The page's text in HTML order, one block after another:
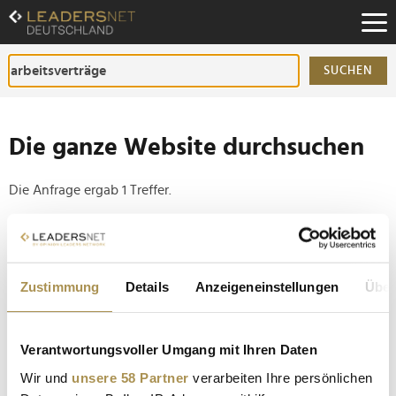
Zustimmung Details Anzeigeneinstellungen
Verantwortungsvoller Umgang mit Ihren Daten
Wir und unsere 58 Partner verarbeiten Ihre persönlichen
Zum
Inhalt
Zur
Fußzeilen-
Navigation
SUCHEN
Die ganze Website durchsuchen
Die Anfrage ergab 1 Treffer.
Tipp
Setzen Sie die gesuchten Wörter zwischen
Anführungszeichen: zb "Vorname Nachname".
Feneberg: Rewe und LEH-Allgäu wollen Standorte
retten